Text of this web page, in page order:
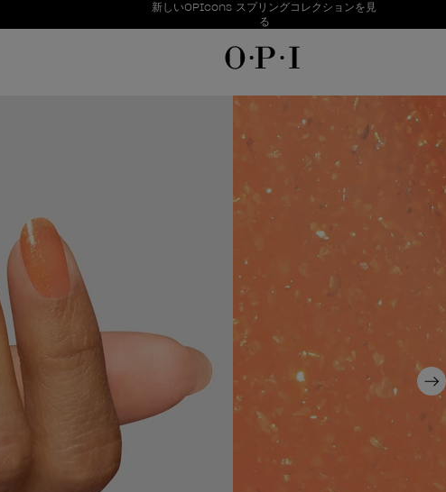
お得情報新しいOPIcons スプリングコレクションを見
る
Item 1 of 1
Next